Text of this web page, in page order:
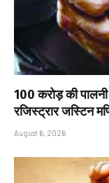
₹100 करोड़ की
रजिस्ट्रार जस्टिन
August 6, 2026